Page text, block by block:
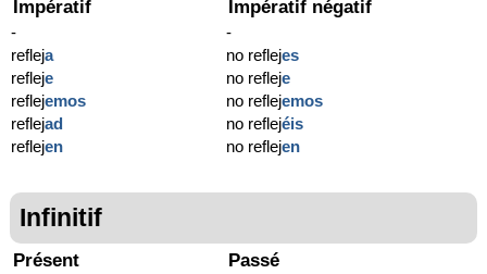
Impératif
-
refleja
refleje
reflejemos
reflejad
reflejen
Impératif négatif
-
no reflejes
no refleje
no reflejemos
no reflejéis
no reflejen
Infinitif
Présent Passé